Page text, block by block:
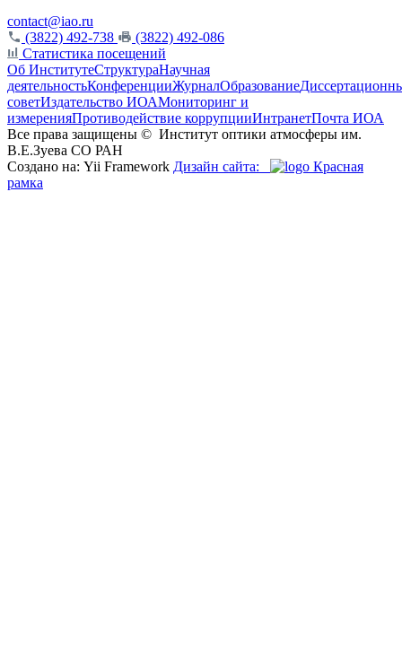
contact@iao.ru
(3822) 492-738
(3822) 492-086
Статистика посещений
Об ИнститутеСтруктураНаучная
деятельностьКонференцииЖурналОбразование
советИздательство ИОАМониторинг и
измеренияПротиводействие коррупцииИнтранетПочта ИОА
Все права защищены © Институт оптики атмосферы им.
В.Е.Зуева СО РАН
Создано на: Yii Framework Дизайн сайта:
Красная
рамка